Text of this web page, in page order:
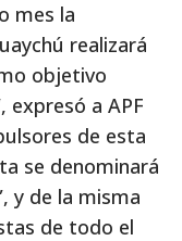
mes la
realizará
objetivo
expresó a APF
de esta
se denominará
y de la misma
de todo el